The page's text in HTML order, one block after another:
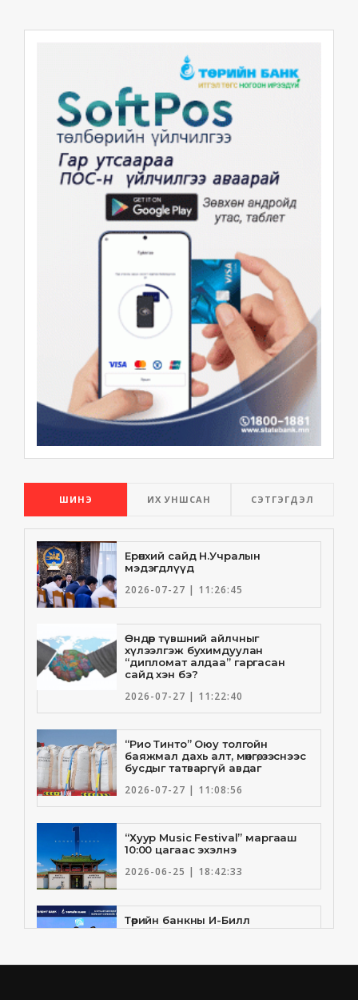
ШИНЭ ИХ УНШСАН СЭТГЭГДЭЛ
Ерөнхий сайд Н.Учралын
мэдэгдлүүд
2026-07-27 | 11:26:45
Өндөр түвшний айлчныг
хүлээлгэж бухимдуулан
“дипломат алдаа” гаргасан
сайд хэн бэ?
2026-07-27 | 11:22:40
“Рио Тинто” Оюу толгойн
баяжмал дахь алт, мөнгө, зэснээс
бусдыг татваргүй авдаг
2026-07-27 | 11:08:56
“Хуур Music Festival” маргааш
10:00 цагаас эхэлнэ
2026-06-25 | 18:42:33
Төрийн банкны И-Билл
үйлчилгээнд Голомт банк
2026-06-25 | 9:33:55